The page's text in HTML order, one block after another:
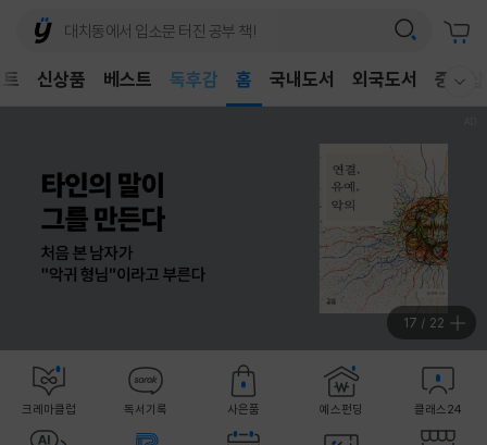
신상품 베스트
어린이
어린이
홈 국내도서 외국도서 중고샵
17 / 22
크레마클럽 독서기록 사은품 예스펀딩 클래스24